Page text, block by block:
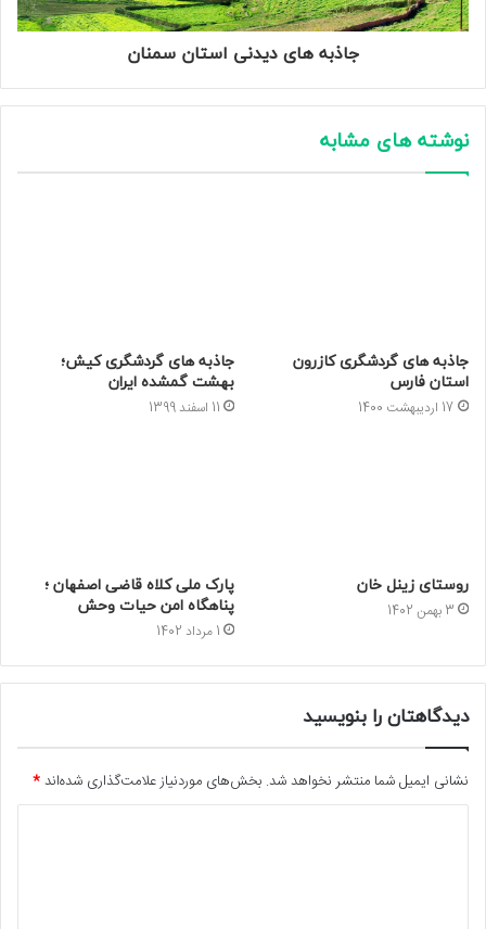
جاذبه های دیدنی استان سمنان
نوشته های مشابه
جاذبه های گردشگری کازرون
استان فارس
17 اردیبهشت 1400
جاذبه های گردشگری کیش؛
بهشت گمشده ایران
11 اسفند 1399
روستای زینل خان
3 بهمن 1402
پارک ملی کلاه قاضی اصفهان ؛
پناهگاه امن حیات وحش
1 مرداد 1402
دیدگاهتان را بنویسید
نشانی ایمیل شما منتشر نخواهد شد. بخش‌های موردنیاز علامت‌گذاری شده‌اند*